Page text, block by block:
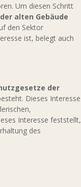
Um diesen Schritt
alten Gebäude
den Sektor
ist, belegt auch
der
Dieses Interesse
Interesse feststellt,
des